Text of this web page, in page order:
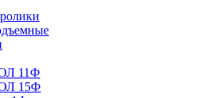
11Ф
15Ф